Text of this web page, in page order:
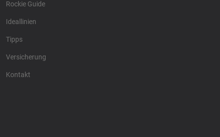
Rockie Guide
Ideallinien
Tipps
Versicherung
Kontakt